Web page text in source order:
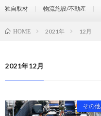
独自取材 物流施設/不動産
HOME 2021年 12月
2021年12月
その他